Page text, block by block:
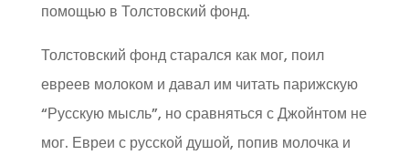
помощью в Толстовский фонд.
Толстовский фонд старался как мог, поил
евреев молоком и давал им читать парижскую
“Русскую мысль”, но сравняться с Джойнтом не
мог. Евреи с русской душой, попив молочка и